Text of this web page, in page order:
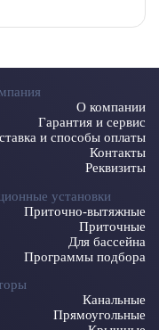
О компании
Гарантия и сервис
и способы оплаты
Контакты
Реквизиты
установки
Приточно-вытяжные
Приточные
Для бассейна
Программы подбора
Канальные
Прямоугольные